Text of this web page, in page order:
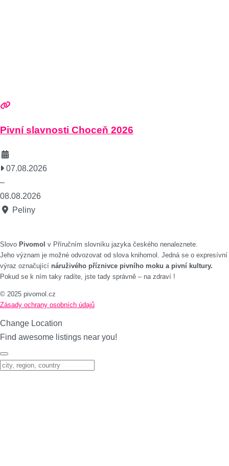
Pivní slavnosti Choceň 2026
07.08.2026
–
08.08.2026
Peliny
Slovo Pivomol v Příručním slovníku jazyka českého nenaleznete.
Jeho význam je možné odvozovat od slova knihomol. Jedná se o expresívní
výraz označující náruživého příznivce pivního moku a pivní kultury.
Pokud se k ním taky radíte, jste tady správně – na zdraví !
© 2025 pivomol.cz
Zásady ochrany osobních údajů
Change Location
Find awesome listings near you!
Change Location